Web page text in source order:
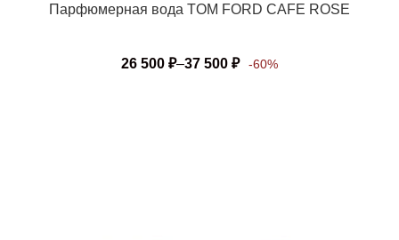
Парфюмерная вода TOM FORD CAFE ROSE
26 500 ₽–37 500 ₽ -60%